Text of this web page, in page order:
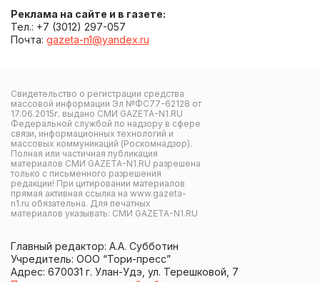
Реклама на сайте и в газете:
Тел.: +7 (3012) 297-057
Почта: gazeta-n1@yandex.ru
Свидетельство о регистрации средства
массовой информации Эл №ФС77-62128 от
17.06.2015г. выдано СМИ GAZETA-N1.RU
Федеральной службой по надзору в сфере
связи, информационных технологий и
массовых коммуникаций (Роскомнадзор).
Полная или частичная публикация
материалов СМИ GAZETA-N1.RU разрешена
только с письменного разрешения
редакции! При цитировании материалов
прямая активная ссылка на www.gazeta-
n1.ru обязательна. Для печатных
материалов указывать: СМИ GAZETA-N1.RU
Главный редактор: А.А. Субботин
Учредитель: ООО “Тори-пресс”
Адрес: 670031 г. Улан-Удэ, ул. Терешковой, 7